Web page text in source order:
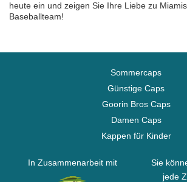
heute ein und zeigen Sie Ihre Liebe zu
Baseballteam!
Sommercaps
Günstige Caps
Goorin Bros Caps
Damen Caps
Kappen für Kinder
In Zusammenarbeit mit
Sie
jede